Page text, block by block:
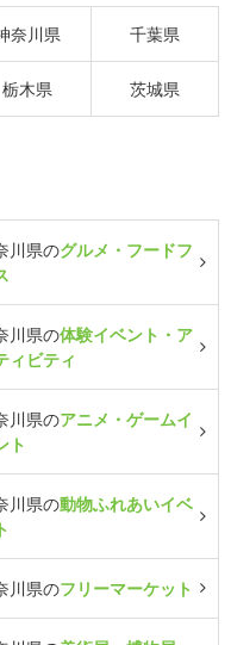
奈川県 千葉県
栃木県 茨城県
川県のグルメ・フードフ
川県の体験イベント・ア
ィビティ
川県のアニメ・ゲームイ
ト
川県の動物ふれあいイベ
川県のフリーマーケット